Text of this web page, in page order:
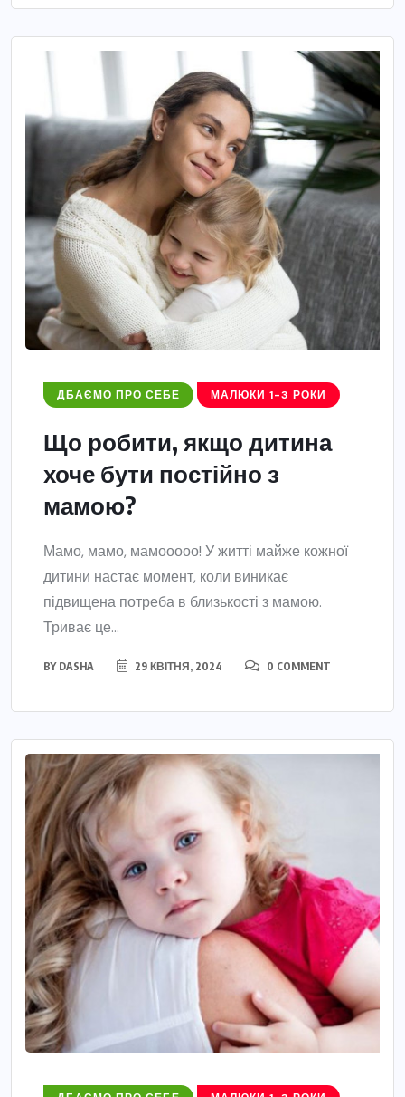
ДБАЄМО ПРО СЕБЕ МАЛЮКИ 1-3 РОКИ
Що робити, якщо дитина
хоче бути постійно з
мамою?
Мамо, мамо, мамооооо! У житті майже кожної
дитини настає момент, коли виникає
підвищена потреба в близькості з мамою.
Триває це...
BY DASHA 29 КВІТНЯ, 2024 0 COMMENT